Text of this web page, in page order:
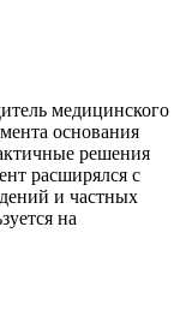
медицинского
основания
решения
расширялся с
и частных
на